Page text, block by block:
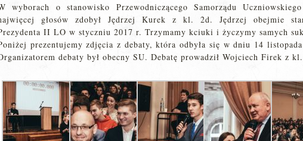
wyborach o stanowisko Przewodniczącego Samorządu
głosów zdobył Jędrzej Kurek z kl. 2d. Jędrzej obejmie
II LO w styczniu 2017 r. Trzymamy kciuki i życzymy samych
prezentujemy zdjęcia z debaty, która odbyła się w dniu 14
debaty był obecny SU. Debatę prowadził Wojciech Firek z